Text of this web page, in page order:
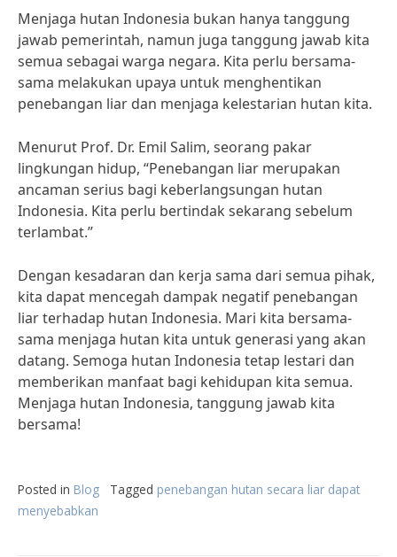
Menjaga hutan Indonesia bukan hanya tanggung
jawab pemerintah, namun juga tanggung jawab kita
semua sebagai warga negara. Kita perlu bersama-
sama melakukan upaya untuk menghentikan
penebangan liar dan menjaga kelestarian hutan kita.
Menurut Prof. Dr. Emil Salim, seorang pakar
lingkungan hidup, “Penebangan liar merupakan
ancaman serius bagi keberlangsungan hutan
Indonesia. Kita perlu bertindak sekarang sebelum
terlambat.”
Dengan kesadaran dan kerja sama dari semua pihak,
kita dapat mencegah dampak negatif penebangan
liar terhadap hutan Indonesia. Mari kita bersama-
sama menjaga hutan kita untuk generasi yang akan
datang. Semoga hutan Indonesia tetap lestari dan
memberikan manfaat bagi kehidupan kita semua.
Menjaga hutan Indonesia, tanggung jawab kita
bersama!
Posted in Blog Tagged penebangan hutan secara liar dapat
menyebabkan